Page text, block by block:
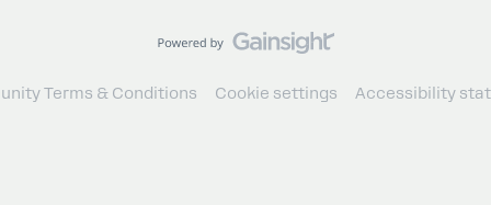
Terms & Conditions Cookie settings Accessibility